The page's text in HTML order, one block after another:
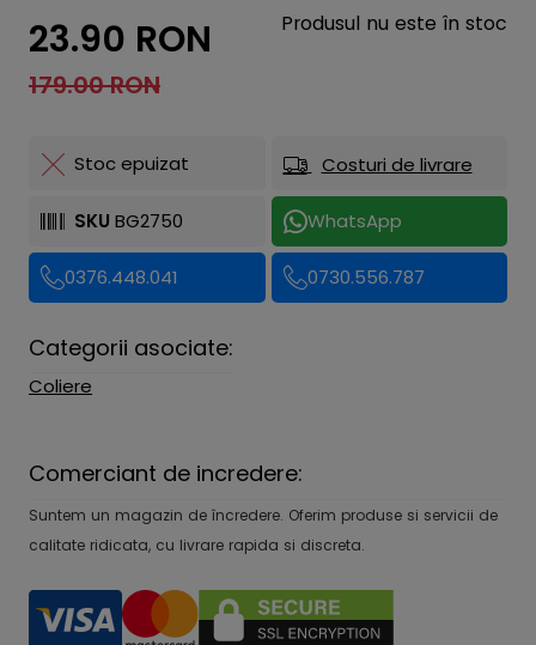
23.90 RON
179.00 RON
Produsul nu este în stoc
Stoc epuizat Costuri de livrare
SKU BG2750 WhatsApp
0376.448.041 0730.556.787
Categorii asociate:
Coliere
Comerciant de incredere:
Suntem un magazin de încredere. Oferim produse si servicii de
calitate ridicata, cu livrare rapida si discreta.